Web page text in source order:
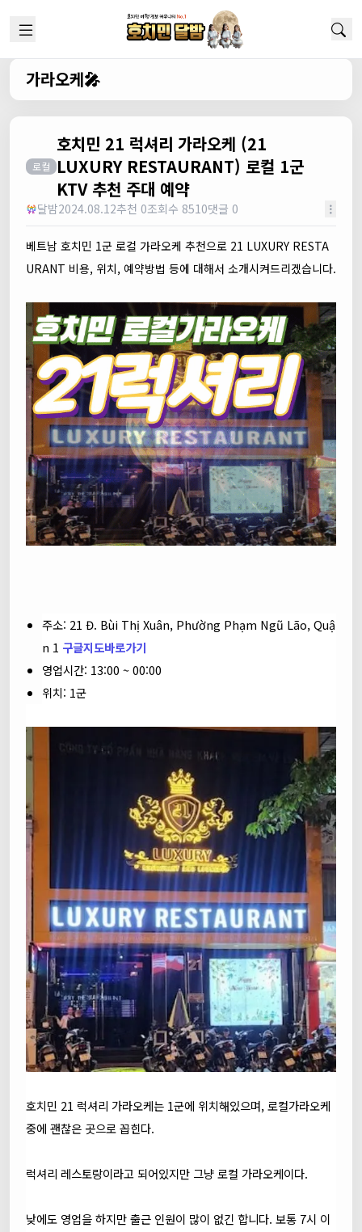
가라오케🎤
로컬
호치민 21 럭셔리 가라오케 (21
LUXURY RESTAURANT) 로컬 1군
KTV 추천 주대 예약
달밤2024.08.12추천 0조회수 8510댓글 0
베트남 호치민 1군 로컬 가라오케 추천으로 21 LUXURY RESTA
URANT 비용, 위치, 예약방법 등에 대해서 소개시켜드리겠습니다.
주소: 21 Đ. Bùi Thị Xuân, Phường Phạm Ngũ Lão, Quậ
n 1 구글지도바로가기
영업시간: 13:00 ~ 00:00
위치: 1군
호치민 21 럭셔리 가라오케는 1군에 위치해있으며, 로컬가라오케
중에 괜찮은 곳으로 꼽힌다.
럭셔리 레스토랑이라고 되어있지만 그냥 로컬 가라오케이다.
낮에도 영업을 하지만 출근 인원이 많이 없긴 합니다. 보통 7시 이